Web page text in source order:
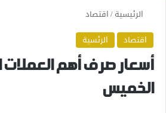
الرئيسية/اقتصاد
اقتصاد
الرئسية
أسعار صرف أهم العملات
الخميس